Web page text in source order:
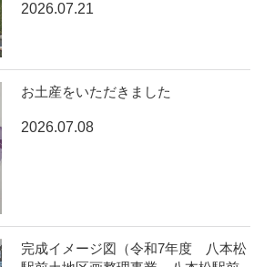
2026.07.21
お土産をいただきました
2026.07.08
完成イメージ図（令和7年度 八本松